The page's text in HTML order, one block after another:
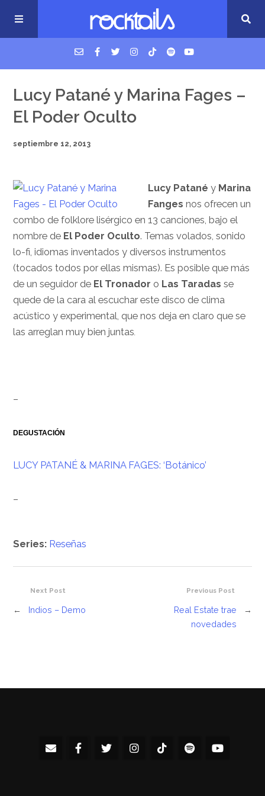
USM Podcast
Cigarrillos en la cama
Lucy Patané y Marina Fages –
El Poder Oculto
septiembre 12, 2013
Lucy Patané y Marina
Fanges nos ofrecen un
combo de folklore lisérgico en 13 canciones, bajo el
nombre de El Poder Oculto. Temas volados, sonido
lo-fi, idiomas inventados y diversos instrumentos
(tocados todos por ellas mismas). Es posible que más
de un seguidor de El Tronador o Las Taradas se
quede de la cara al escuchar este disco de clima
acústico y experimental, que nos deja en claro que se
las arreglan muy bien juntas.
–
DEGUSTACIÓN
LUCY PATANÉ & MARINA FAGES: ‘Botánico’
–
Series: Reseñas
Previous Post
Real Estate trae
novedades
→
Next Post
← Indios – Demo